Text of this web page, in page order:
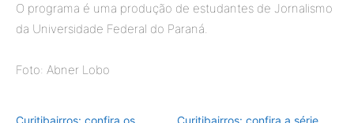
O programa é uma produção de estudantes de Jornalismo
da Universidade Federal do Paraná.
Foto: Abner Lobo
Curitibairros: confira os
Curitibairros: confira a série